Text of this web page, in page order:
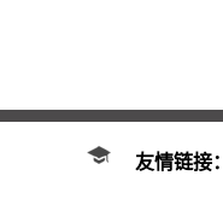
友情链接：